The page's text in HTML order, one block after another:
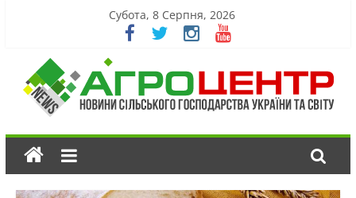
Субота, 8 Серпня, 2026